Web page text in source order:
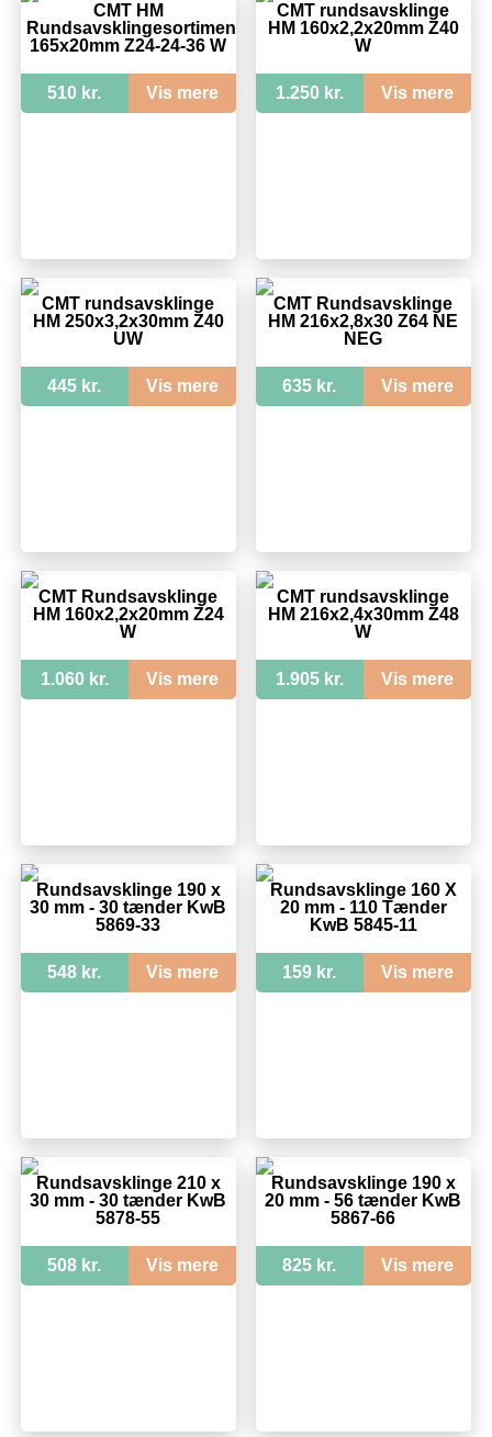
CMT HM
Rundsavsklingesortiment
165x20mm Z24-24-36 W
510 kr. Vis mere
CMT rundsavsklinge
HM 160x2,2x20mm Z40
W
1.250 kr. Vis mere
CMT rundsavsklinge
HM 250x3,2x30mm Z40
UW
445 kr. Vis mere
CMT Rundsavsklinge
HM 216x2,8x30 Z64 NE
NEG
635 kr. Vis mere
CMT Rundsavsklinge
HM 160x2,2x20mm Z24
W
1.060 kr. Vis mere
CMT rundsavsklinge
HM 216x2,4x30mm Z48
W
1.905 kr. Vis mere
Rundsavsklinge 190 x
30 mm - 30 tænder KwB
5869-33
548 kr. Vis mere
Rundsavsklinge 160 X
20 mm - 110 Tænder
KwB 5845-11
159 kr. Vis mere
Rundsavsklinge 210 x
30 mm - 30 tænder KwB
5878-55
508 kr. Vis mere
Rundsavsklinge 190 x
20 mm - 56 tænder KwB
5867-66
825 kr. Vis mere